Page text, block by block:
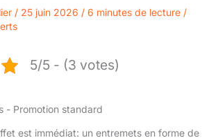
/ 25 juin 2026 / 6 minutes de lecture /
5/5 - (3 votes)
est immédiat: un entremets en forme de